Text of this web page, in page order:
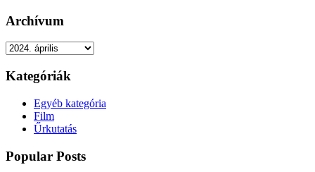
Archívum
Archívum
Kategóriák
Egyéb kategória
Film
Űrkutatás
Popular Posts